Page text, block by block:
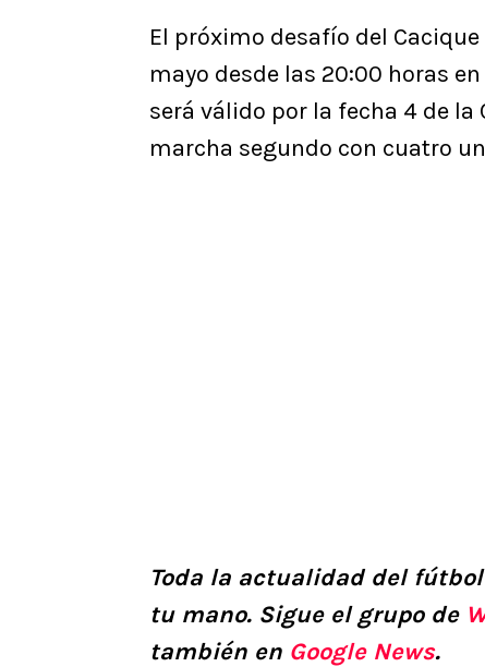
El próximo desafío del
mayo desde las 20:00 horas
será válido por la fecha 4 de la
marcha segundo con cuatro
Toda la actualidad del
tu mano. Sigue el grupo de
también en Google News.